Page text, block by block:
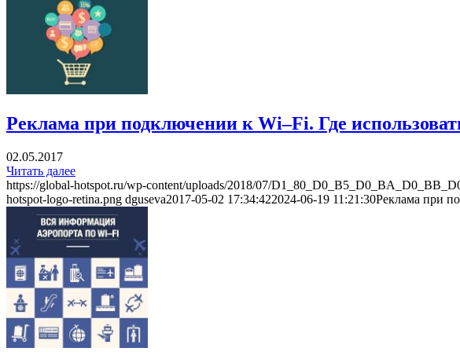
Реклама при подключении к Wi–Fi. Где
02.05.2017
Читать далее
https://global-hotspot.ru/wp-content/uploads/2018/07/
hotspot-logo-retina.png dguseva2017-05-02 17:34:422024-06-19 11:21:30Реклама при